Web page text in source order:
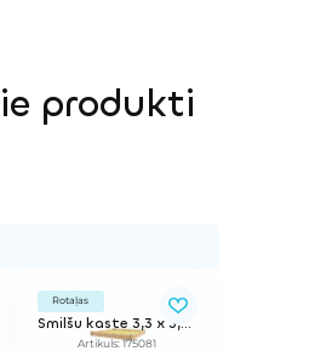
produkti
Rotaļas
Smilšu kaste 3,3 x 3,3m
Artikuls: 175081